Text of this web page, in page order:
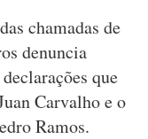
chamadas de
denuncia
que
Carvalho e o
Ramos.